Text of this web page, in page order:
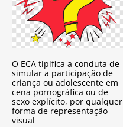
O ECA tipifica a conduta de
simular a participação de
criança ou adolescente em
cena pornográfica ou de
sexo explícito, por qualquer
forma de representação
visual